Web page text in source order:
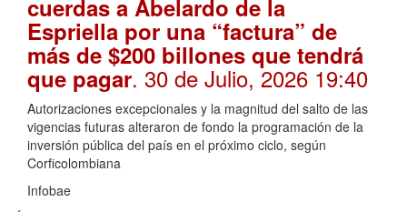
cuerdas a Abelardo de la
Espriella por una “factura” de
más de $200 billones que tendrá
que pagar. 30 de Julio, 2026 19:40
Autorizaciones excepcionales y la magnitud del salto de las
vigencias futuras alteraron de fondo la programación de la
inversión pública del país en el próximo ciclo, según
Corficolombiana
Infobae